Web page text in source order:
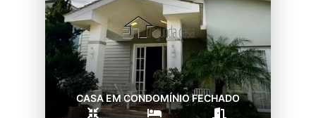
CASA EM CONDOMÍNIO FECHADO